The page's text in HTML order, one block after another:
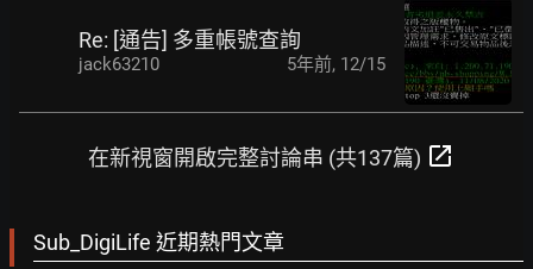
Re: [通告] 多重帳號查詢
jack63210 5年前, 12/15
在新視窗開啟完整討論串 (共137篇) open_in_new
Sub_DigiLife 近期熱門文章